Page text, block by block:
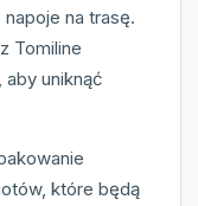
na trasę.
Tomiline
uniknąć
które będą